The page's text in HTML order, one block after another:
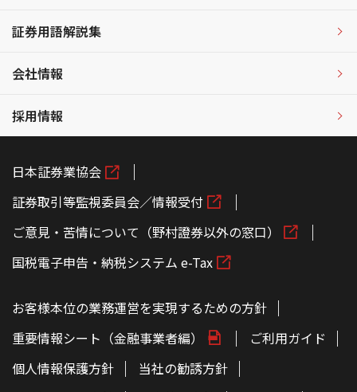
証券用語解説集
会社情報
採用情報
日本証券業協会
証券取引等監視委員会／情報受付
ご意見・苦情について（野村證券以外の窓口）
国税電子申告・納税システム e-Tax
お客様本位の業務運営を実現するための方針
重要情報シート（金融事業者編）
ご利用ガイド
個人情報保護方針
当社の勧誘方針